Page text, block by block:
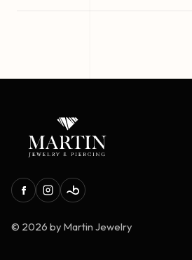
© 2026 by Martin Jewelry